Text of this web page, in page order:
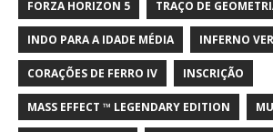
FORZA HORIZON 5 TRAÇO DE
INDO PARA A IDADE MÉDIA INFERNO
CORAÇÕES DE FERRO IV INSCRIÇÃO
MASS EFFECT ™ LEGENDARY EDITION